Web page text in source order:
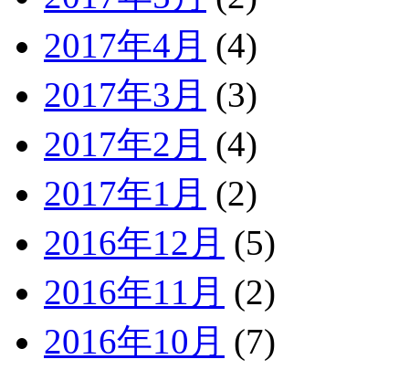
2017年4月 (4)
2017年3月 (3)
2017年2月 (4)
2017年1月 (2)
2016年12月 (5)
2016年11月 (2)
2016年10月 (7)